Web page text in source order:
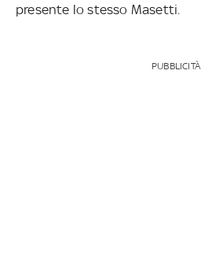
presente lo stesso Masetti.
PUBBLICITÀ